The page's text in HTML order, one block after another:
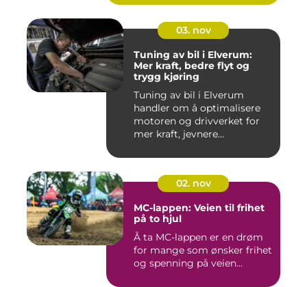
03. nov
Tuning av bil i Elverum:
Mer kraft, bedre flyt og
trygg kjøring
Tuning av bil i Elverum
handler om å optimalisere
motoren og drivverket for
mer kraft, jevnere...
02. nov
MC-lappen: Veien til frihet
på to hjul
Å ta MC-lappen er en drøm
for mange som ønsker frihet
og spenning på veien...